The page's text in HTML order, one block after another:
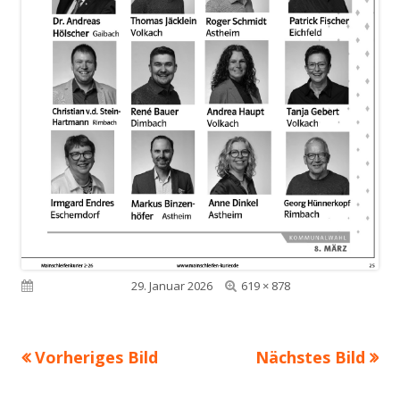
Veröffentlicht am29. Januar 2026
Volle
619 × 878
Vorheriges Bild Nächstes Bild